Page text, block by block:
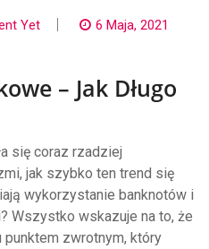
Yet 6 Maja, 2021
– Jak Długo
się coraz rzadziej
jak szybko ten trend się
wykorzystanie banknotów i
Wszystko wskazuje na to, że
zwrotnym, który